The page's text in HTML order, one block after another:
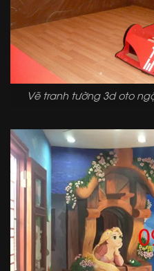
Vẽ tranh tường 3d oto